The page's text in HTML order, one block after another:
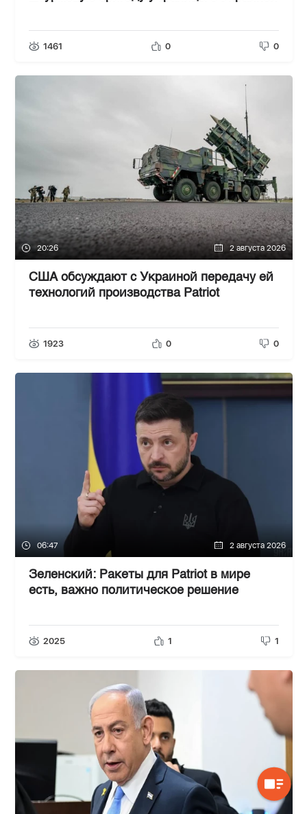
1461 0 0
20:26 2 августа 2026
США обсуждают с Украиной передачу ей
технологий производства Patriot
1923 0 0
06:47 2 августа 2026
Зеленский: Ракеты для Patriot в мире
есть, важно политическое решение
2025 1 1